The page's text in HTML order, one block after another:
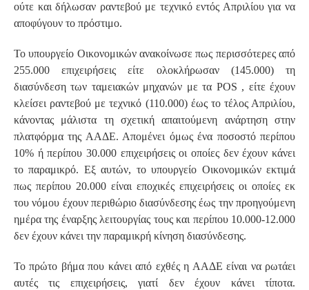
ούτε και δήλωσαν ραντεβού με τεχνικό εντός Απριλίου για να
αποφύγουν το πρόστιμο.
Το υπουργείο Οικονομικών ανακοίνωσε πως περισσότερες από
255.000 επιχειρήσεις είτε ολοκλήρωσαν (145.000) τη
διασύνδεση των ταμειακών μηχανών με τα POS , είτε έχουν
κλείσει ραντεβού με τεχνικό (110.000) έως το τέλος Απριλίου,
κάνοντας μάλιστα τη σχετική απαιτούμενη ανάρτηση στην
πλατφόρμα της ΑΑΔΕ. Απομένει όμως ένα ποσοστό περίπου
10% ή περίπου 30.000 επιχειρήσεις οι οποίες δεν έχουν κάνει
το παραμικρό. Εξ αυτών, το υπουργείο Οικονομικών εκτιμά
πως περίπου 20.000 είναι εποχικές επιχειρήσεις οι οποίες εκ
του νόμου έχουν περιθώριο διασύνδεσης έως την προηγούμενη
ημέρα της έναρξης λειτουργίας τους και περίπου 10.000-12.000
δεν έχουν κάνει την παραμικρή κίνηση διασύνδεσης.
Το πρώτο βήμα που κάνει από εχθές η ΑΑΔΕ είναι να ρωτάει
αυτές τις επιχειρήσεις, γιατί δεν έχουν κάνει τίποτα.